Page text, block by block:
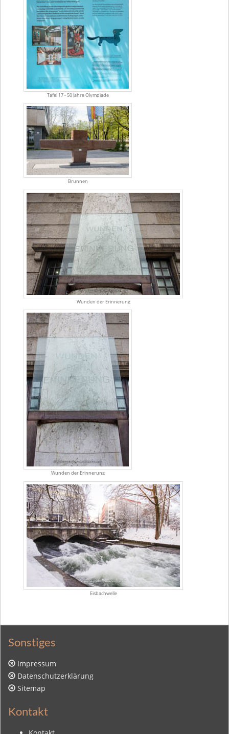
Tafel 17 - 50 Jahre Olympiade
Brunnen
Wunden der Erinnerung
Wunden der Erinnerung
Eisbachwelle
Sonstiges
Impressum
Datenschutzerklärung
Sitemap
Kontakt